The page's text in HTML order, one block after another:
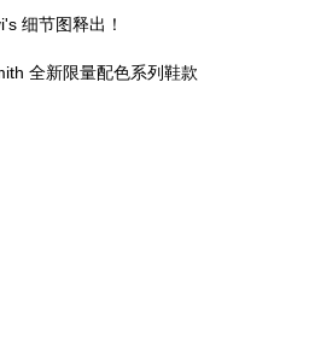
细节图释出！
全新限量配色系列鞋款